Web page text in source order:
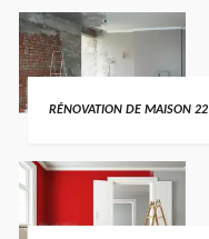
RÉNOVATION DE MAISON 22